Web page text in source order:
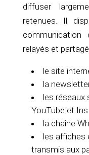
diffuser
retenues. Il
communication
relayés et
le site
la
les réseaux
YouTube et
la chaîne
les affiches
transmis aux